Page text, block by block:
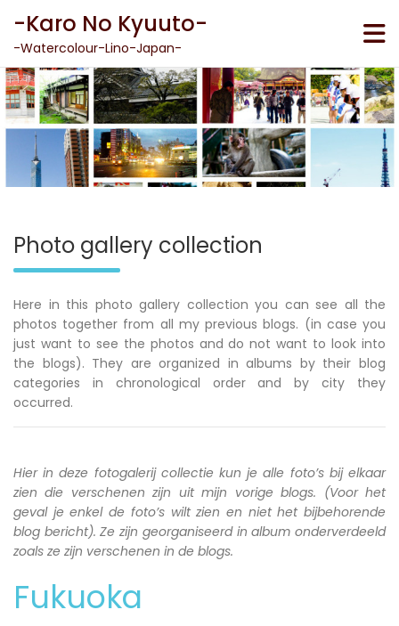
content
-Karo No Kyuuto-
-Watercolour-Lino-Japan-
Photo gallery collection
Here in this photo gallery collection you can see all the
photos together from all my previous blogs. (in case you
just want to see the photos and do not want to look into
the blogs). They are organized in albums by their blog
categories in chronological order and by city they
occurred.
Hier in deze fotogalerij collectie kun je alle foto’s bij elkaar
zien die verschenen zijn uit mijn vorige blogs. (Voor het
geval je enkel de foto’s wilt zien en niet het bijbehorende
blog bericht). Ze zijn georganiseerd in album onderverdeeld
zoals ze zijn verschenen in de blogs.
Fukuoka